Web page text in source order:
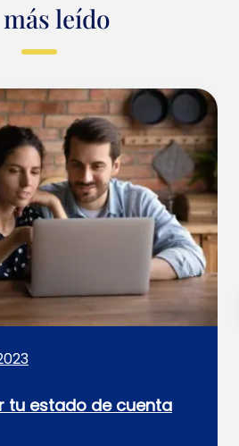
leído
tu estado de cuenta